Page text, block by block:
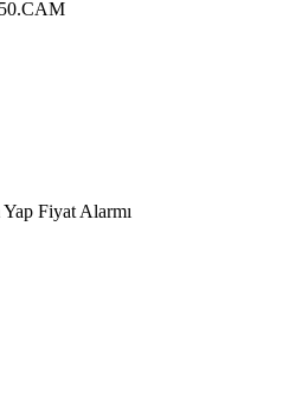
Fiyat Alarmı